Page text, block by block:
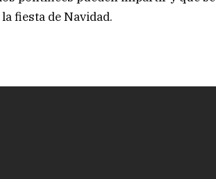
fiesta de Navidad.